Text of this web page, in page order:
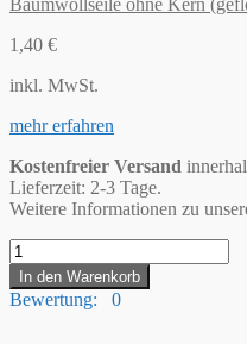
Baumwollseile ohne Kern
1,40 €
inkl. MwSt.
mehr erfahren
Kostenfreier Versand
Lieferzeit: 2-3 Tage.
Weitere Informationen zu
Hummelt®
Baumwollseil
(H)
10mm
In den Warenkorb
Bewertung: 0